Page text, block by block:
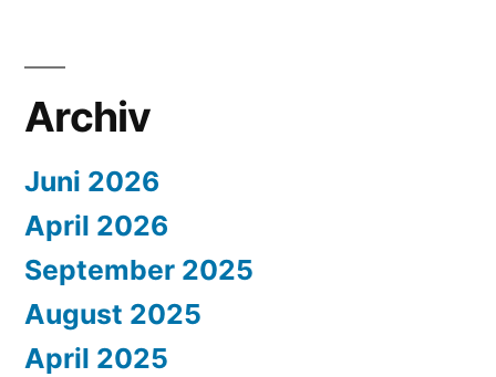
Archiv
Juni 2026
April 2026
September 2025
August 2025
April 2025